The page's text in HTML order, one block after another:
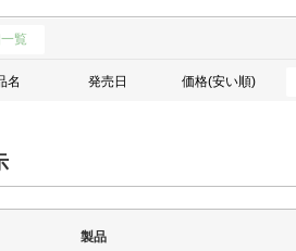
覧
名 発売日 価格(安い順)
製品